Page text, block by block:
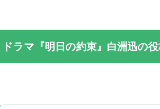
ドラマ『明日の約束』白洲迅の